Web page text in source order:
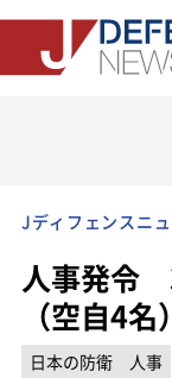
Jディフェンスニ
人事発令
（空自4名）
日本の防衛
人事